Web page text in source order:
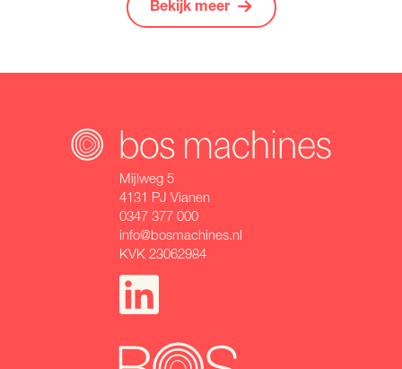
Bekijk meer
Mijlweg 5
4131 PJ Vianen
0347 377 000
info@bosmachines.nl
KVK 23062984